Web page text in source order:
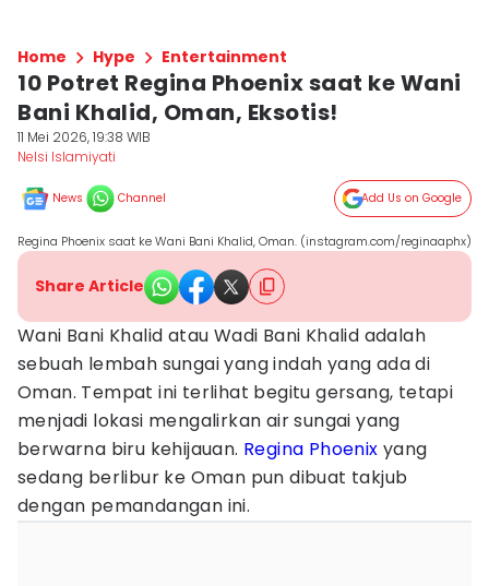
Home Hype Entertainment
10 Potret Regina Phoenix saat ke Wani
Bani Khalid, Oman, Eksotis!
11 Mei 2026, 19:38 WIB
Nelsi Islamiyati
News Channel Add Us on Google
Regina Phoenix saat ke Wani Bani Khalid, Oman. (instagram.com/reginaaphx)
Share Article
Wani Bani Khalid atau Wadi Bani Khalid adalah
sebuah lembah sungai yang indah yang ada di
Oman. Tempat ini terlihat begitu gersang, tetapi
menjadi lokasi mengalirkan air sungai yang
berwarna biru kehijauan. Regina Phoenix yang
sedang berlibur ke Oman pun dibuat takjub
dengan pemandangan ini.